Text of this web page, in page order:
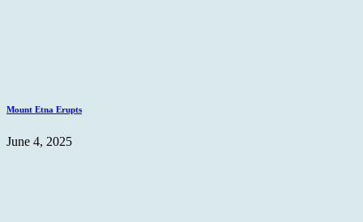
Mount Etna Erupts
June 4, 2025